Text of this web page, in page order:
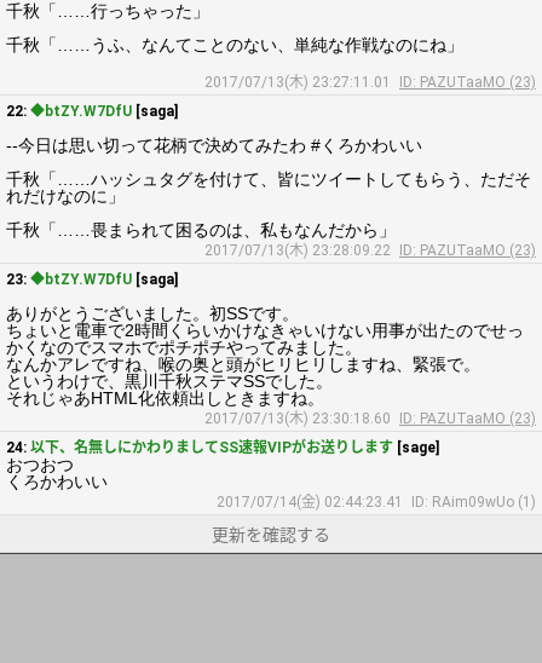
千秋「……行っちゃった」
千秋「……うふ、なんてことのない、単純な作戦なのにね」
2017/07/13(木) 23:27:11.01
ID: PAZUTaaMO (23)
22: ◆btZY.W7DfU [saga]
--今日は思い切って花柄で決めてみたわ #くろかわいい
千秋「……ハッシュタグを付けて、皆にツイートしてもらう、ただそ
れだけなのに」
千秋「……畏まられて困るのは、私もなんだから」
2017/07/13(木) 23:28:09.22
ID: PAZUTaaMO (23)
23: ◆btZY.W7DfU [saga]
ありがとうございました。初SSです。
ちょいと電車で2時間くらいかけなきゃいけない用事が出たのでせっ
かくなのでスマホでポチポチやってみました。
なんかアレですね、喉の奥と頭がヒリヒリしますね、緊張で。
というわけで、黒川千秋ステマSSでした。
それじゃあHTML化依頼出しときますね。
2017/07/13(木) 23:30:18.60
ID: PAZUTaaMO (23)
24: 以下、名無しにかわりましてSS速報VIPがお送りします [sage]
おつおつ
くろかわいい
2017/07/14(金) 02:44:23.41 ID: RAim09wUo (1)
更新を確認する